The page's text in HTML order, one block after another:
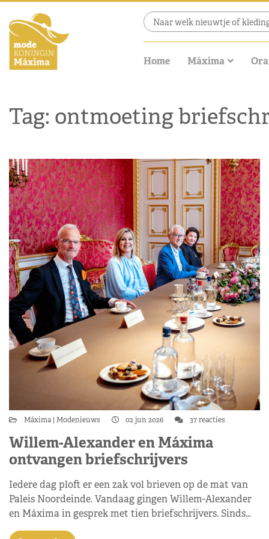
Home Máxima
Tag: ontmoeting
Máxima Modenieuws 02 jun 2026 37 reacties
Willem-Alexander en Máxima
ontvangen briefschrijvers
Iedere dag ploft er een zak vol brieven op de mat van
Paleis Noordeinde. Vandaag gingen Willem-Alexander
en Máxima in gesprek met tien briefschrijvers. Sinds…